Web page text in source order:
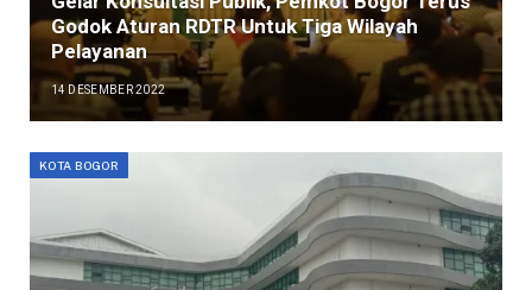
Godok Aturan RDTR Untuk Tiga Wilayah
Pelayanan
14 DESEMBER 2022
KOTA BOGOR